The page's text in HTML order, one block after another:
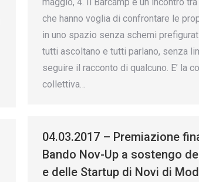
che hanno voglia di confrontare le
in uno spazio senza schemi
tutti ascoltano e tutti parlano, senza
seguire il racconto di qualcuno. E’ la
collettiva…
04.03.2017 – Premiazione
Bando Nov-Up a sostengo
e delle Startup di Novi di